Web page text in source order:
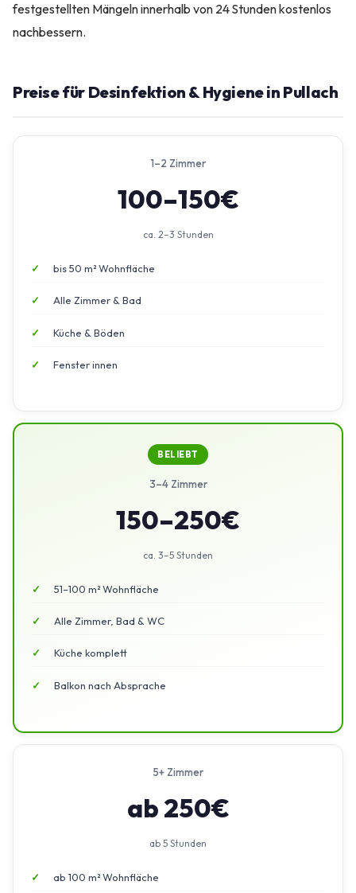
festgestellten Mängeln innerhalb von 24 Stunden kostenlos
nachbessern.
Preise für Desinfektion & Hygiene in Pullach
1–2 Zimmer
100–150€
ca. 2–3 Stunden
bis 50 m² Wohnfläche
Alle Zimmer & Bad
Küche & Böden
Fenster innen
BELIEBT
3–4 Zimmer
150–250€
ca. 3–5 Stunden
51–100 m² Wohnfläche
Alle Zimmer, Bad & WC
Küche komplett
Balkon nach Absprache
5+ Zimmer
ab 250€
ab 5 Stunden
ab 100 m² Wohnfläche